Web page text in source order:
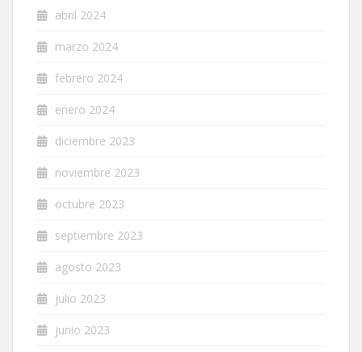
abril 2024
marzo 2024
febrero 2024
enero 2024
diciembre 2023
noviembre 2023
octubre 2023
septiembre 2023
agosto 2023
julio 2023
junio 2023